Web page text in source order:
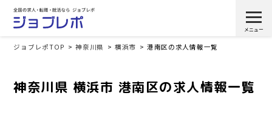
ジョブレポTOP 神奈川県 横浜市 港南区の求人情報一覧
神奈川県 横浜市 港南区の求人情報一覧